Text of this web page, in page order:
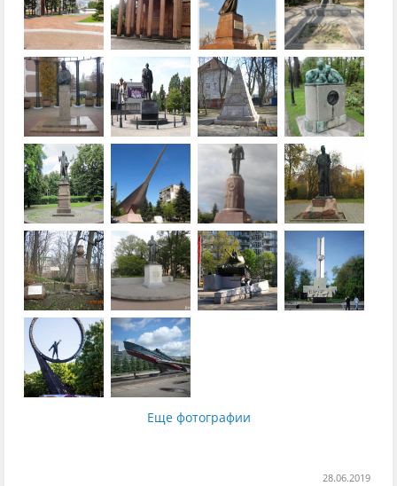
Еще фотографии
28.06.2019